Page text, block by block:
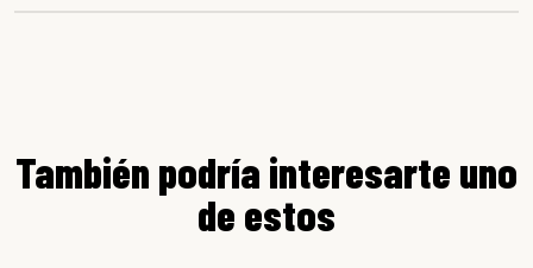
También podría interesarte uno
de estos